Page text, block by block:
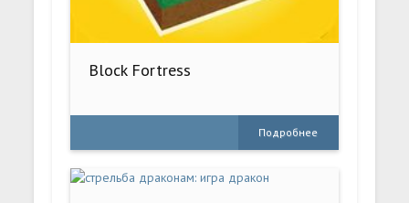
Block Fortress
Подробнее